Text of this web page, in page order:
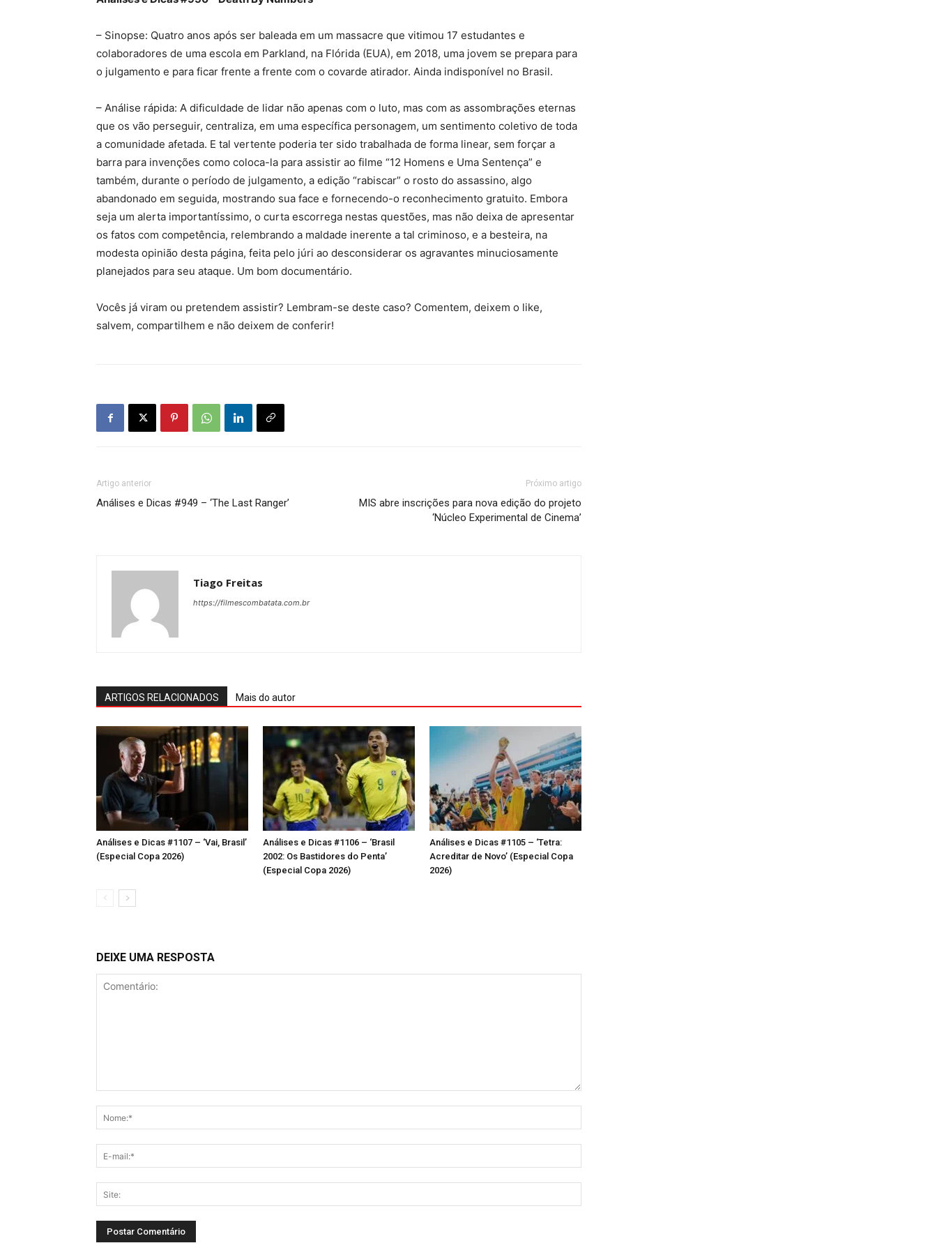
– Sinopse: Quatro anos após ser baleada em um massacre que vitimou 17 estudantes e
colaboradores de uma escola em Parkland, na Flórida (EUA), em 2018, uma jovem se prepara para
o julgamento e para ficar frente a frente com o covarde atirador. Ainda indisponível no Brasil.
– Análise rápida: A dificuldade de lidar não apenas com o luto, mas com as assombrações eternas
que os vão perseguir, centraliza, em uma específica personagem, um sentimento coletivo de toda
a comunidade afetada. E tal vertente poderia ter sido trabalhada de forma linear, sem forçar a
barra para invenções como coloca-la para assistir ao filme “12 Homens e Uma Sentença” e
também, durante o período de julgamento, a edição “rabiscar” o rosto do assassino, algo
abandonado em seguida, mostrando sua face e fornecendo-o reconhecimento gratuito. Embora
seja um alerta importantíssimo, o curta escorrega nestas questões, mas não deixa de apresentar
os fatos com competência, relembrando a maldade inerente a tal criminoso, e a besteira, na
modesta opinião desta página, feita pelo júri ao desconsiderar os agravantes minuciosamente
planejados para seu ataque. Um bom documentário.
Vocês já viram ou pretendem assistir? Lembram-se deste caso? Comentem, deixem o like,
salvem, compartilhem e não deixem de conferir!
Artigo anterior
Análises e Dicas #949 – ‘The Last Ranger’
Próximo artigo
MIS abre inscrições para nova edição do projeto
‘Núcleo Experimental de Cinema’
Tiago Freitas
https://filmescombatata.com.br
ARTIGOS RELACIONADOS Mais do autor
Análises e Dicas #1107 – ‘Vai, Brasil’
(Especial Copa 2026)
Análises e Dicas #1106 – ‘Brasil
2002: Os Bastidores do Penta’
(Especial Copa 2026)
Análises e Dicas #1105 – ‘Tetra:
Acreditar de Novo’ (Especial Copa
2026)
DEIXE UMA RESPOSTA